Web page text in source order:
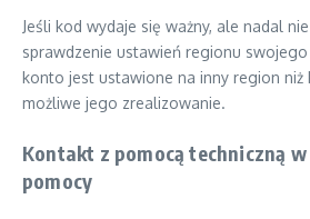
Jeśli kod wydaje się ważny, ale nadal
sprawdzenie ustawień regionu
konto jest ustawione na inny region niż
możliwe jego zrealizowanie.
Kontakt z pomocą techniczną
pomocy